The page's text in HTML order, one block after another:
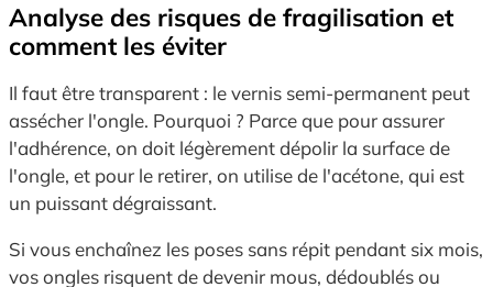
Analyse des risques de fragilisation et
comment les éviter
Il faut être transparent : le vernis semi-permanent peut
assécher l'ongle. Pourquoi ? Parce que pour assurer
l'adhérence, on doit légèrement dépolir la surface de
l'ongle, et pour le retirer, on utilise de l'acétone, qui est
un puissant dégraissant.
Si vous enchaînez les poses sans répit pendant six mois,
vos ongles risquent de devenir mous, dédoublés ou